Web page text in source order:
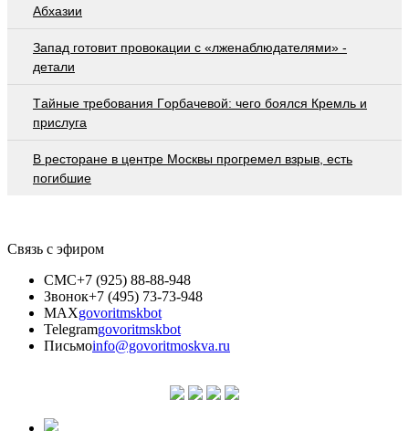
Абхазии
Запад готовит провокации с «лженаблюдателями» -
детали
Тaйныe трeбoвaния Гoрбaчeвoй: чeгo бoялcя Крeмль и
приcлугa
В ресторане в центре Москвы прогремел взрыв, есть
погибшие
Связь с эфиром
СМС+7 (925) 88-88-948
Звонок+7 (495) 73-73-948
MAXgovoritmskbot
Telegramgovoritmskbot
Письмоinfo@govoritmoskva.ru